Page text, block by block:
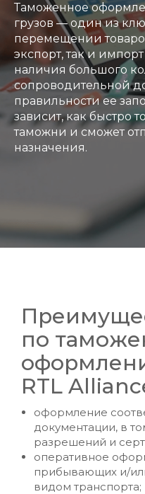
Таможенное
грузов — один из
перемещении
экспорт, так и
наличия большого
сопроводительной
правильности ее
зависит, как быстро
таможни и сможет
назначения.
по
RTL
оформление
документации, в
разрешений и
оперативное
прибывающих и/
видом транспорта;